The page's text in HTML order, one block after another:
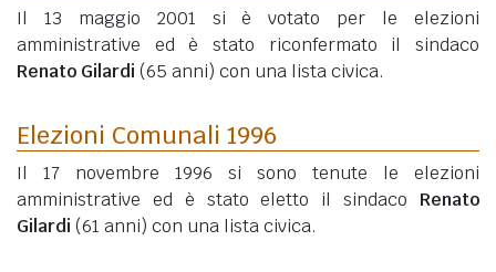
Il 13 maggio 2001 si è votato per le elezioni
amministrative ed è stato riconfermato il sindaco
Renato Gilardi (65 anni) con una lista civica.
Elezioni Comunali 1996
Il 17 novembre 1996 si sono tenute le elezioni
amministrative ed è stato eletto il sindaco Renato
Gilardi (61 anni) con una lista civica.